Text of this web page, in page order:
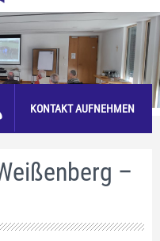
KONTAKT AUFNEHMEN
–